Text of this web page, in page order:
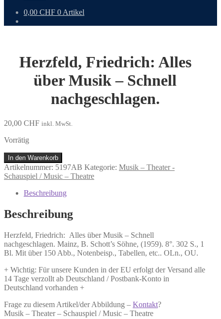
0,00 CHF 0 Artikel
Herzfeld, Friedrich: Alles
über Musik – Schnell
nachgeschlagen.
20,00 CHF inkl. MwSt.
Vorrätig
Herzfeld,
Friedrich:
Alles
Musik
Schnell
nachgeschlagen.
In den Warenkorb
Artikelnummer: 5197AB Kategorie: Musik – Theater -
Schauspiel / Music – Theatre
Beschreibung
Beschreibung
Herzfeld, Friedrich: Alles über Musik – Schnell
nachgeschlagen. Mainz, B. Schott’s Söhne, (1959). 8°. 302 S., 1
Bl. Mit über 150 Abb., Notenbeisp., Tabellen, etc.. OLn., OU.
+ Wichtig: Für unsere Kunden in der EU erfolgt der Versand alle
14 Tage verzollt ab Deutschland / Postbank-Konto in
Deutschland vorhanden +
Frage zu diesem Artikel/der Abbildung – Kontakt?
Musik – Theater – Schauspiel / Music – Theatre